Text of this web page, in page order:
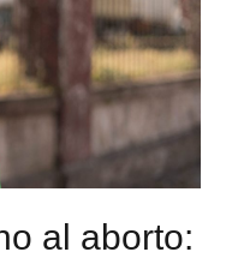
al aborto: